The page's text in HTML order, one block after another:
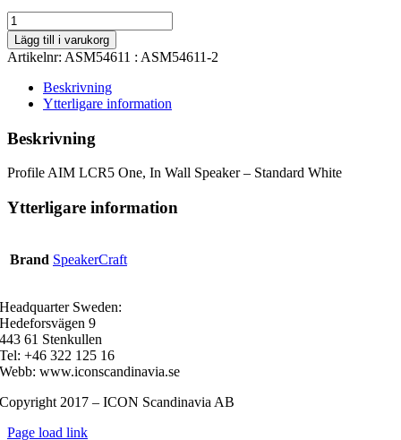
ASM54611
:
ASM54611-
2
mängd
Lägg till i varukorg
Artikelnr: ASM54611 : ASM54611-2
Beskrivning
Ytterligare information
Beskrivning
Profile AIM LCR5 One, In Wall Speaker – Standard White
Ytterligare information
Brand SpeakerCraft
Headquarter Sweden:
Hedeforsvägen 9
443 61 Stenkullen
Tel: +46 322 125 16
Webb: www.iconscandinavia.se
Copyright 2017 – ICON Scandinavia AB
Page load link